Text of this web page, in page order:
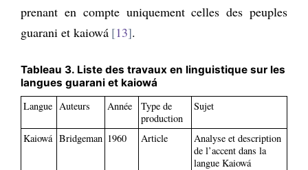
prenant en compte uniquement celles des peuples
guarani et kaiowá 13 .
Tableau 3. Liste des travaux en linguistique sur les
langues guarani et kaiowá
Langue Auteurs Année
Type de
production
Sujet
Kaiowá Bridgeman 1960 Article
Analyse et description
de l’accent dans la
langue Kaiowá